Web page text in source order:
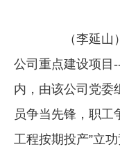
党建工作
企业文化
《资源再生》杂志
（李延山）
公司重点建设项目
内，由该公司党委
员争当先锋，职工
工程按期投产”立